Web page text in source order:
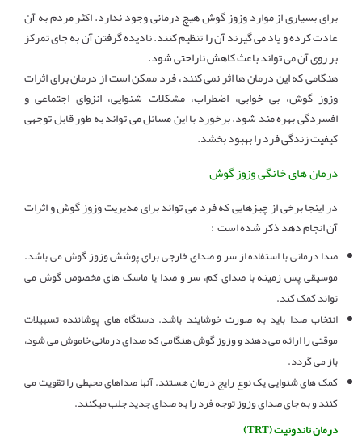
برای بسیاری از موارد وزوز گوش هیچ درمانی وجود ندارد. اکثر مردم به آن
عادت کرده و یاد می گیرند آن را تنظیم کنند. نادیده گرفتن آن به جای تمرکز
بر روی آن می تواند باعث کاهش ناراحتی شود.
هنگامی که این درمان ها اثر نمی کنند، فرد ممکن است از درمان برای اثرات
وزوز گوش، بی خوابی، اضطراب، مشکلات شنوایی، انزوای اجتماعی و
افسردگی بهره مند شود. برخورد با این مسائل می تواند به طور قابل توجهی
کیفیت زندگی فرد را بهبود بخشد.
درمان های خانگی وزوز گوش
در اینجا برخی از چیزهایی که فرد می تواند برای مدیریت وزوز گوش و اثرات
آن انجام دهد ذکر شده است :
صدا درمانی با استفاده از سر و صدای خارجی برای پوشش وزوز گوش می باشد.
موسیقی پس زمینه با صدای کم، سر و صدا یا ماسک های مخصوص گوش می
تواند کمک کند.
انتخاب صدا باید به صورت خوشایند باشد. دستگاه های پوشاننده تسهیلات
موقتی را ارائه می دهند و وزوز گوش هنگامی که صدای درمانی خاموش می شود،
باز می گردد.
کمک های شنوایی یک نوع رایج درمان هستند. آنها صداهای محیطی را تقویت می
کنند و به جای صدای وزوز توجه فرد را به صدای جدید جلب میکنند.
درمان تاندونیت (TRT)